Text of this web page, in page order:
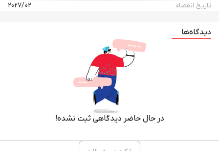
تاریخ انقضاء
2027/02
دیدگاه‌ها
در حال حاضر دیدگاهی ثبت نشده!